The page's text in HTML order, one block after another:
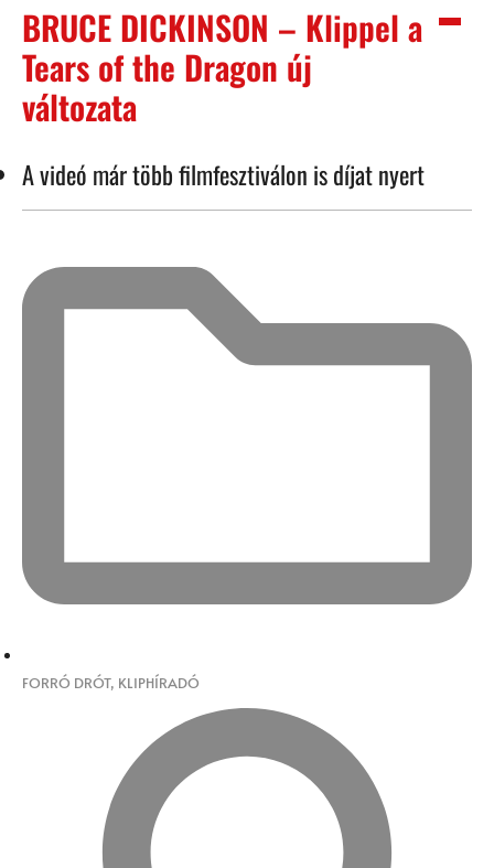
BRUCE DICKINSON – Klippel a
Tears of the Dragon új
változata
A videó már több filmfesztiválon is díjat nyert
FORRÓ DRÓT, KLIPHÍRADÓ